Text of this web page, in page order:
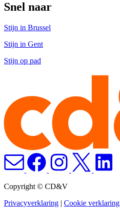
Snel naar
Stijn in Brussel
Stijn in Gent
Stijn op pad
Copyright © CD&V
Privacyverklaring | Cookie verklaring